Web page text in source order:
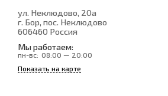
ул. Неклюдово, 20а
г. Бор, пос. Неклюдово
606460 Россия
Мы работаем:
пн-вс: 08:00 — 20:00
Показать на карте